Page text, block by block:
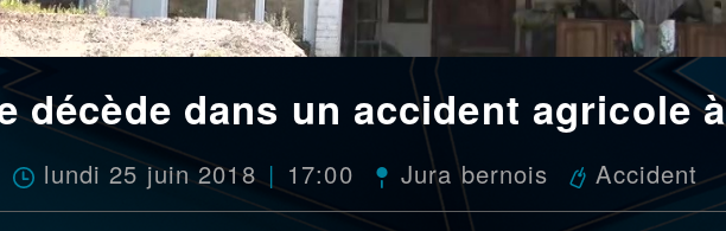
décède dans un accident agricole
lundi 25 juin 2018 17:00 Jura bernois Accident